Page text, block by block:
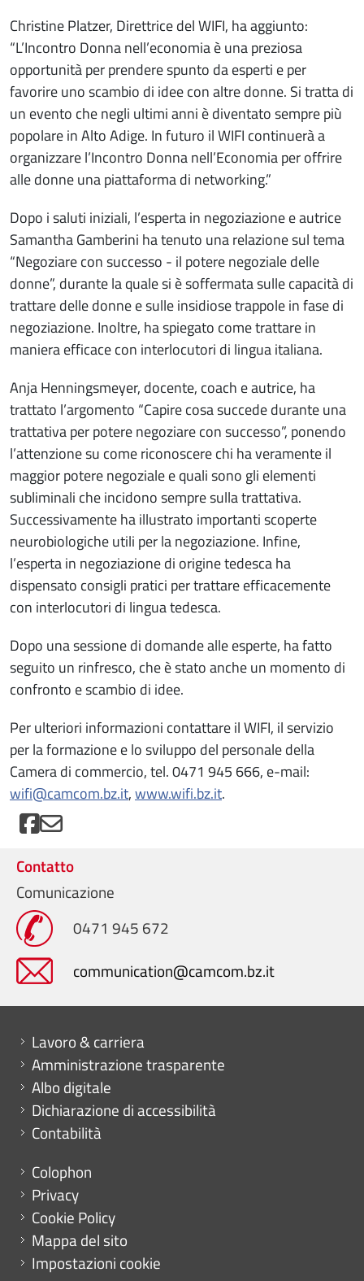
Christine Platzer, Direttrice del WIFI, ha aggiunto:
“L’Incontro Donna nell’economia è una preziosa
opportunità per prendere spunto da esperti e per
favorire uno scambio di idee con altre donne. Si tratta di
un evento che negli ultimi anni è diventato sempre più
popolare in Alto Adige. In futuro il WIFI continuerà a
organizzare l’Incontro Donna nell’Economia per offrire
alle donne una piattaforma di networking.”
Dopo i saluti iniziali, l’esperta in negoziazione e autrice
Samantha Gamberini ha tenuto una relazione sul tema
“Negoziare con successo - il potere negoziale delle
donne”, durante la quale si è soffermata sulle capacità di
trattare delle donne e sulle insidiose trappole in fase di
negoziazione. Inoltre, ha spiegato come trattare in
maniera efficace con interlocutori di lingua italiana.
Anja Henningsmeyer, docente, coach e autrice, ha
trattato l’argomento “Capire cosa succede durante una
trattativa per potere negoziare con successo”, ponendo
l’attenzione su come riconoscere chi ha veramente il
maggior potere negoziale e quali sono gli elementi
subliminali che incidono sempre sulla trattativa.
Successivamente ha illustrato importanti scoperte
neurobiologiche utili per la negoziazione. Infine,
l’esperta in negoziazione di origine tedesca ha
dispensato consigli pratici per trattare efficacemente
con interlocutori di lingua tedesca.
Dopo una sessione di domande alle esperte, ha fatto
seguito un rinfresco, che è stato anche un momento di
confronto e scambio di idee.
Per ulteriori informazioni contattare il WIFI, il servizio
per la formazione e lo sviluppo del personale della
Camera di commercio, tel. 0471 945 666, e-mail:
wifi@camcom.bz.it,www.wifi.bz.it.
Contatto
Comunicazione
0471 945 672
communication@camcom.bz.it
Mini menu di servizio
Lavoro & carriera
Amministrazione trasparente
Albo digitale
Dichiarazione di accessibilità
Contabilità
Menu footer
Colophon
Privacy
Cookie Policy
Mappa del sito
Impostazioni cookie